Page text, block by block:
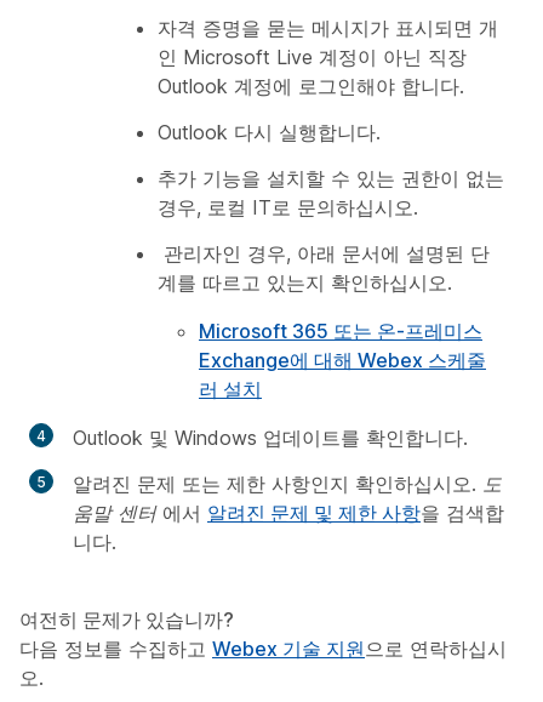
자격 증명을 묻는 메시지가 표시되면 개
인 Microsoft Live 계정이 아닌 직장
Outlook 계정에 로그인해야 합니다.
Outlook 다시 실행합니다.
추가 기능을 설치할 수 있는 권한이 없는
경우, 로컬 IT로 문의하십시오.
관리자인 경우, 아래 문서에 설명된 단
계를 따르고 있는지 확인하십시오.
Microsoft 365 또는 온-프레미스
Exchange에 대해 Webex 스케줄
러 설치
Outlook 및 Windows 업데이트를 확인합니다.
알려진 문제 또는 제한 사항인지 확인하십시오. 도
움말 센터에서 알려진 문제 및 제한 사항을 검색합
니다.
여전히 문제가 있습니까?
다음 정보를 수집하고 Webex 기술 지원으로 연락하십시
오.